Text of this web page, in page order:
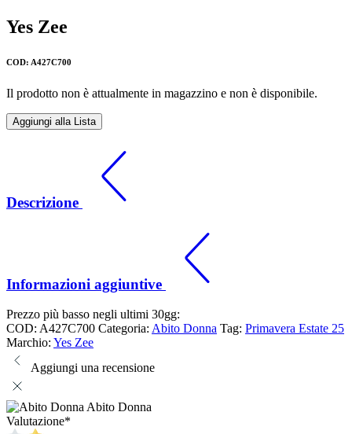
Yes Zee
COD: A427C700
Il prodotto non è attualmente in magazzino e non è disponibile.
Aggiungi alla Lista
Descrizione
Informazioni aggiuntive
Prezzo più basso negli ultimi 30gg:
COD: A427C700 Categoria: Abito Donna Tag: Primavera Estate 25
Marchio: Yes Zee
Aggiungi una recensione
Abito Donna
Valutazione*